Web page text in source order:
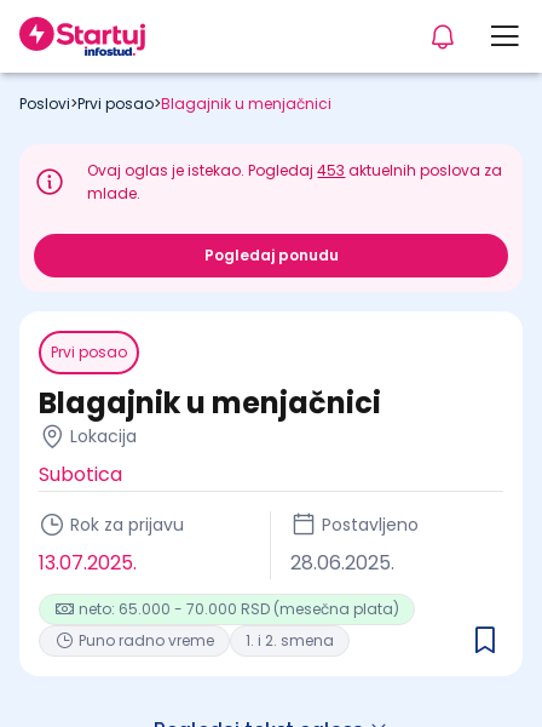
Poslovi>Prvi posao>Blagajnik u menjačnici
Ovaj oglas je istekao. Pogledaj453 aktuelnih poslova za
mlade.
Pogledaj ponudu
Prvi posao
Blagajnik u menjačnici
Lokacija
Subotica
Rok za prijavu
13.07.2025.
Postavljeno
28.06.2025.
neto: 65.000 - 70.000 RSD (mesečna plata)
Puno radno vreme
1. i 2. smena